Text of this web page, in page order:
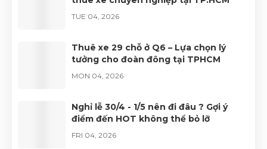
TUE 04, 2026
Thuê xe 29 chỗ ở Q6 – Lựa chọn lý
tưởng cho đoàn đông tại TPHCM
MON 04, 2026
Nghỉ lễ 30/4 - 1/5 nên đi đâu ? Gợi ý
điểm đến HOT không thể bỏ lỡ
FRI 04, 2026